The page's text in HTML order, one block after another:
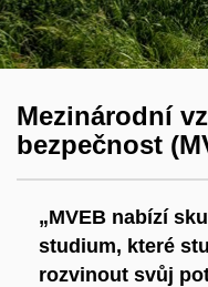
Mezinárodní
bezpečnost
„MVEB nabízí
studium, které
rozvinout svůj